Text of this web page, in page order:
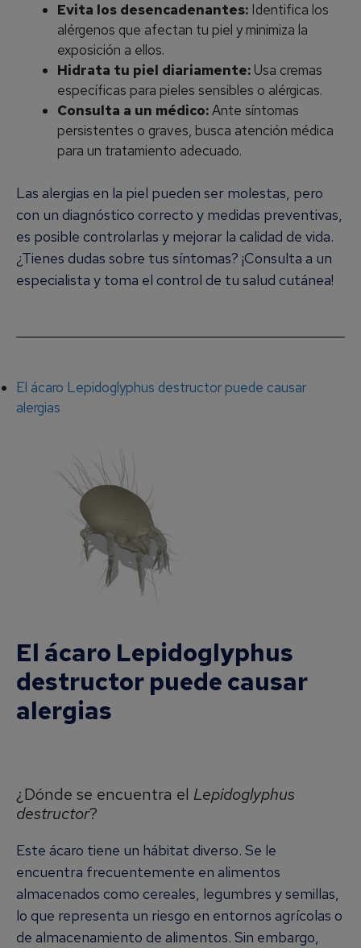
Evita los desencadenantes: Identifica los
alérgenos que afectan tu piel y minimiza la
exposición a ellos.
Hidrata tu piel diariamente: Usa cremas
específicas para pieles sensibles o alérgicas.
Consulta a un médico:Ante síntomas
persistentes o graves, busca atención médica
para un tratamiento adecuado.
Las alergias en la piel pueden ser molestas, pero
con un diagnóstico correcto y medidas preventivas,
es posible controlarlas y mejorar la calidad de vida.
¿Tienes dudas sobre tus síntomas? ¡Consulta a un
especialista y toma el control de tu salud cutánea!
El ácaro Lepidoglyphus destructor puede causar
alergias
El ácaro Lepidoglyphus
destructor puede causar
alergias
¿Dónde se encuentra el Lepidoglyphus
destructor?
Este ácaro tiene un hábitat diverso. Se le
encuentra frecuentemente en alimentos
almacenados como cereales, legumbres y semillas,
lo que representa un riesgo en entornos agrícolas o
de almacenamiento de alimentos. Sin embargo,